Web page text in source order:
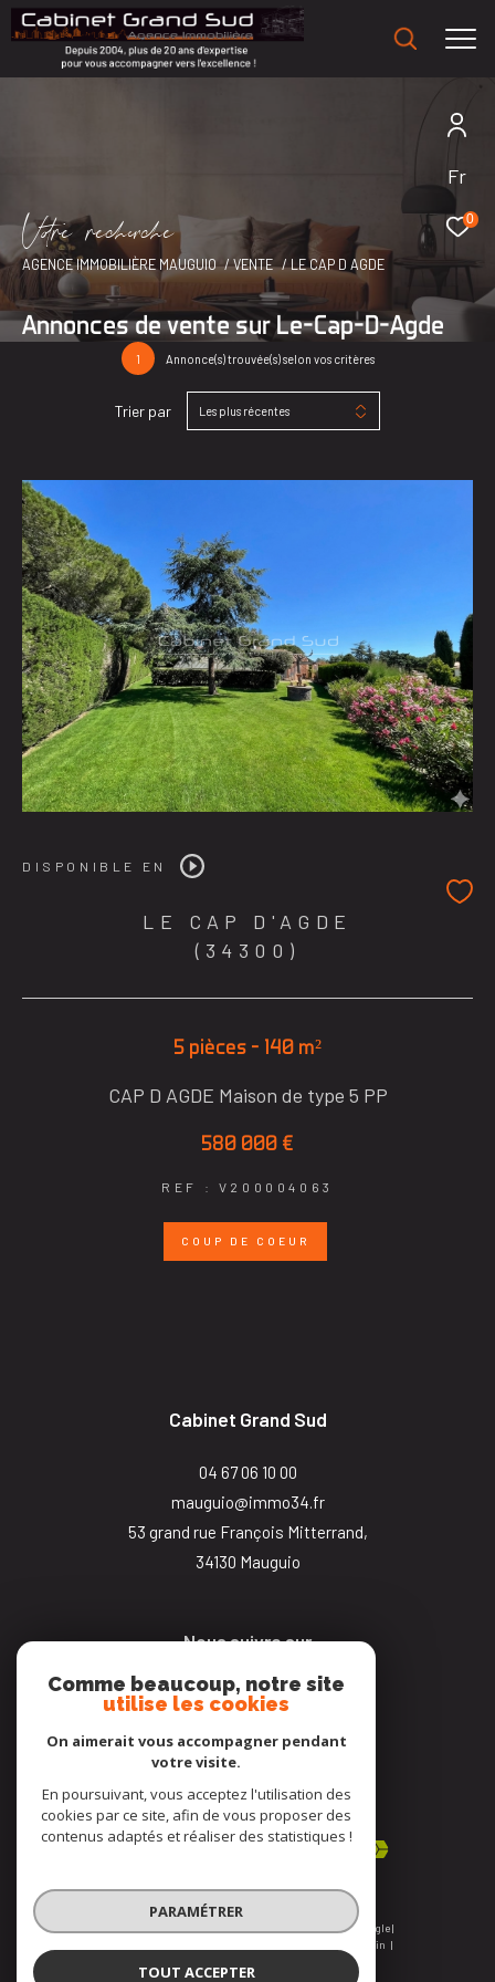
Fr
0
Vore recece
AGENCE IMMOBILIÈRE MAUGUIO VENTE LE CAP D AGDE
Annonces de vente sur Le-Cap-D-Agde
1 Annonce(s) trouvée(s) selon vos critères
Trier par Les plus récentes
DISPONIBLE EN
LE CAP D'AGDE
(34300)
5 pièces - 140 m²
CAP D AGDE Maison de type 5 PP
580 000 €
REF : V200004063
COUP DE COEUR
Cabinet Grand Sud
04 67 06 10 00
mauguio@immo34.fr
53 grand rue François Mitterrand,
34130
mauguio
Nous suivre sur
Adhérents
© 2026 | Tous droits réservés | Traduction powered by Google |
Admin
Comme beaucoup, notre site
utilise les cookies
On aimerait vous accompagner pendant
votre visite.
En poursuivant, vous acceptez l'utilisation des
cookies par ce site, afin de vous proposer des
contenus adaptés et réaliser des statistiques !
PARAMÉTRER
TOUT ACCEPTER